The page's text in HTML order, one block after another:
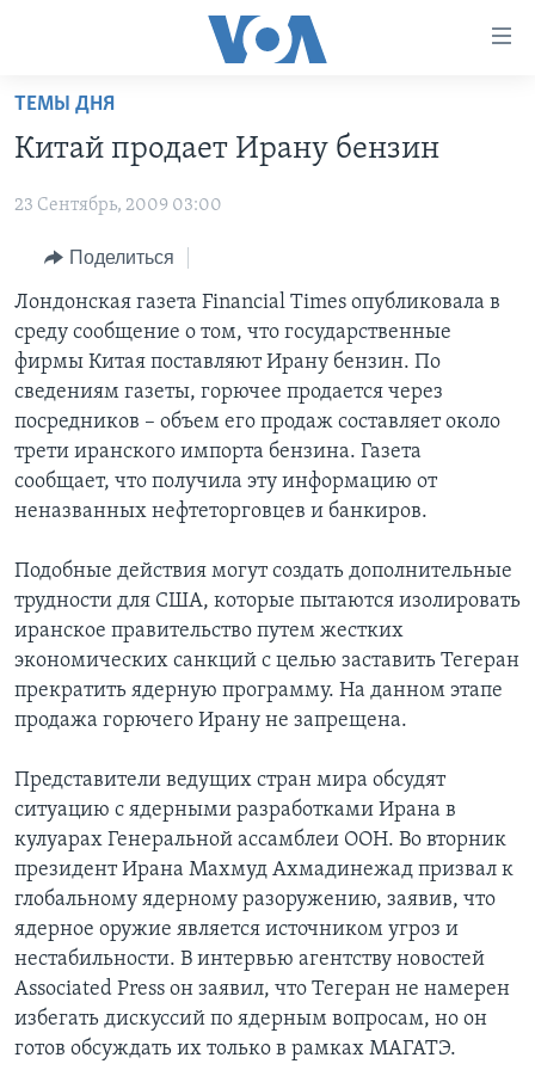
Перейти
основной
Перейти
навигации
Перейти
поиск
ПРОГРАММЫ
АМЕРИКА
НОВОСТИ ЗА МИНУТУ
ИТОГИ
ПОЧЕМУ ЭТО ВАЖНО?
ДИСКУССИЯ VOA
ДЕТАЛИ
НЬЮ-ЙОРК NEW YORK
АМЕРИКА. БОЛЬШОЕ ПУТЕШЕСТВИЕ
ПРОЕКТЫ
УЧИМ АНГЛИЙСКИЙ
НАША АМЕРИКАНСКАЯ ИСТОРИЯ
А КАК В АМЕРИКЕ?
АРТЕФАКТЫ
АМЕРИКАНСКИЕ ГОРОДКИ
ТЕСТЫ
ЭКСПЕРТИЗА
ИНТЕРВЬЮ
ФАКТЫ ПРОТИВ ФЕЙКОВ
ЗА СВОБОДУ ПРЕССЫ
УЧИМ АНГЛИЙСКИЙ
ВИДЕО
ПОДПИСКА НА НОВОСТИ
Learning English
СОЦИАЛЬНЫЕ СЕТИ
ТЕМЫ ДНЯ
Китай продает Ирану бензин
23 Сентябрь, 2009 03:00
Поделиться
Лондонская газета Financial Times опубликовала в
среду сообщение о том, что государственные
фирмы Китая поставляют Ирану бензин. По
сведениям газеты, горючее продается через
посредников – объем его продаж составляет около
трети иранского импорта бензина. Газета
сообщает, что получила эту информацию от
неназванных нефтеторговцев и банкиров.
Подобные действия могут создать дополнительные
трудности для США, которые пытаются изолировать
иранское правительство путем жестких
экономических санкций с целью заставить Тегеран
прекратить ядерную программу. На данном этапе
продажа горючего Ирану не запрещена.
Представители ведущих стран мира обсудят
ситуацию с ядерными разработками Ирана в
кулуарах Генеральной ассамблеи ООН. Во вторник
президент Ирана Махмуд Ахмадинежад призвал к
глобальному ядерному разоружению, заявив, что
ядерное оружие является источником угроз и
нестабильности. В интервью агентству новостей
Associated Press он заявил, что Тегеран не намерен
избегать дискуссий по ядерным вопросам, но он
готов обсуждать их только в рамках МАГАТЭ.